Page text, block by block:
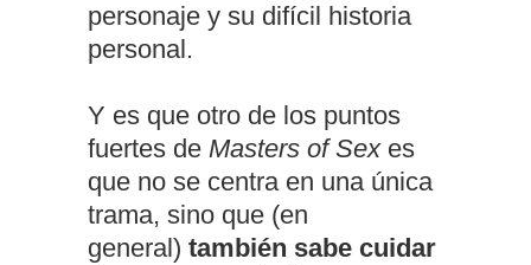
personaje y su difícil historia
personal.
Y es que otro de los puntos
fuertes de Masters of Sexes
que no se centra en una única
trama, sino que (en
general) también sabe cuidar